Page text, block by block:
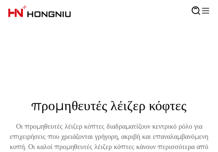
προμηθευτές λέιζερ κόφτες
Οι προμηθευτές λέιζερ κόπτες διαδραματίζουν κεντρικό ρόλο για
επιχειρήσεις που χρειάζονται γρήγορη, ακριβή και επαναλαμβανόμενη
κοπή. Οι καλοί προμηθευτές λέιζερ κόπτες κάνουν περισσότερα από